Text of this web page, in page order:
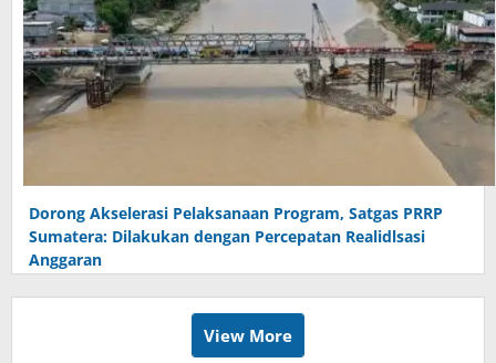
Dorong Akselerasi Pelaksanaan Program, Satgas PRRP
Sumatera: Dilakukan dengan Percepatan Realidlsasi
Anggaran
View More